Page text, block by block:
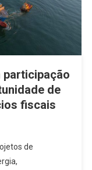
participação
de
fiscais
de